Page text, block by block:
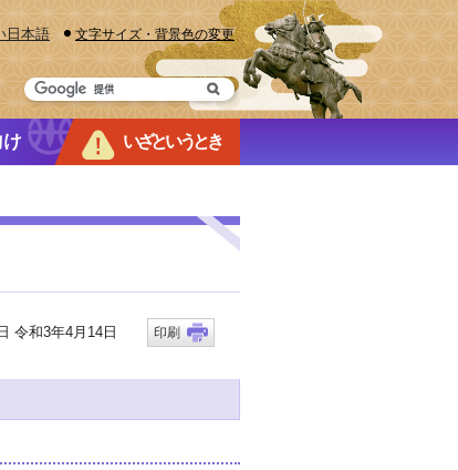
日本語 文字サイズ・背景色の変更
け いざというとき
令和3年4月14日 印刷